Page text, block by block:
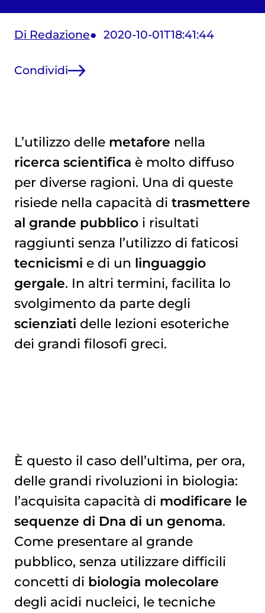
Di Redazione 2020-10-01T18:41:44
Condividi
L’utilizzo delle metafore nella
ricerca scientifica è molto diffuso
per diverse ragioni. Una di queste
risiede nella capacità di trasmettere
al grande pubblicoi risultati
raggiunti senza l’utilizzo di faticosi
tecnicismi e di un linguaggio
gergale. In altri termini, facilita lo
svolgimento da parte degli
scienziati delle lezioni esoteriche
dei grandi filosofi greci.
È questo il caso dell’ultima, per ora,
delle grandi rivoluzioni in biologia:
l’acquisita capacità di modificare le
sequenze di Dna di un genoma.
Come presentare al grande
pubblico, senza utilizzare difficili
concetti di biologia molecolare
degli acidi nucleici, le tecniche